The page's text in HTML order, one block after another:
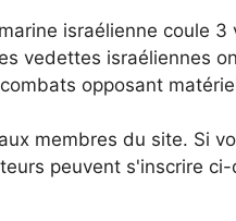
israélienne coule
vedettes israéliennes
opposant
membres du site. Si
peuvent s'inscrire